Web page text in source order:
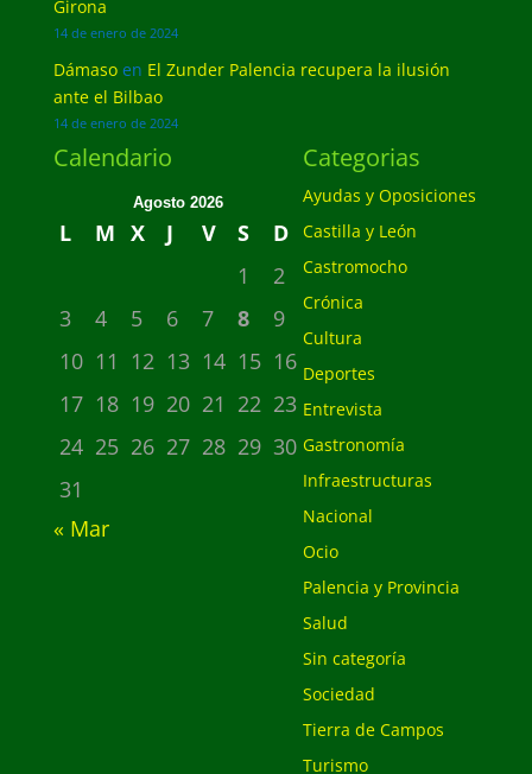
Girona
14 de enero de 2024
Dámasoen El Zunder Palencia recupera la ilusión
ante el Bilbao
14 de enero de 2024
Calendario
Agosto 2026
L M X J V S
D
1
2
3
4 5 6 7 8
9
10 11 12 13 14 15 16
17 18 19 20 21 22 23
24 25 26 27 28 29 30
31
« Mar
Categorias
Ayudas y Oposiciones
Castilla y León
Castromocho
Crónica
Cultura
Deportes
Entrevista
Gastronomía
Infraestructuras
Nacional
Ocio
Palencia y Provincia
Salud
Sin categoría
Sociedad
Tierra de Campos
Turismo